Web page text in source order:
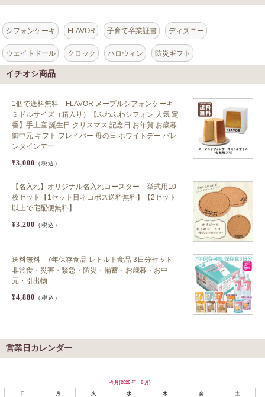
シフォンケーキ FLAVOR 子育て卒業証書 ディズニー
ウェイトドール クロック ハロウィン 防災ギフト
イチオシ商品
1個で送料無料 FLAVOR メープルシフォンケーキ
ミドルサイズ（箱入り）【ふわふわシフォン 人気 定
番】手土産 誕生日 クリスマス 記念日 お年賀 お歳暮
御中元 ギフト フレイバー 母の日 ホワイトデー バレ
ンタインデー
¥3,000 （税込）
【名入れ】オリジナル名入れコースター 挙式用10
枚セット【1セット目ネコポス送料無料】【2セット
以上で宅配便無料】
¥3,200 （税込）
送料無料 7年保存食品 レトルト食品 3日分セット
非常食・災害・緊急・防災・備蓄・お歳暮・お中
元・引出物
¥4,880 （税込）
営業日カレンダー
今月(2026 年 8 月)
日
月 火 水 木 金
土